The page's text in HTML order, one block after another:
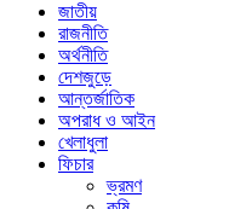
জাতীয়
রাজনীতি
অর্থনীতি
দেশজুড়ে
আন্তর্জাতিক
অপরাধ ও আইন
খেলাধুলা
ফিচার
ভ্রমণ